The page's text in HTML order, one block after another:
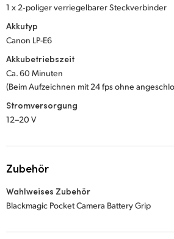
1 x 2‑poliger verriegelbarer Steckverbinder
Akkutyp
Canon LP-E6
Akkubetriebszeit
Ca. 60 Minuten
(Beim Aufzeichnen mit 24 fps ohne
Stromversorgung
12–20 V
Zubehör
Wahlweises Zubehör
Blackmagic Pocket Camera Battery Grip